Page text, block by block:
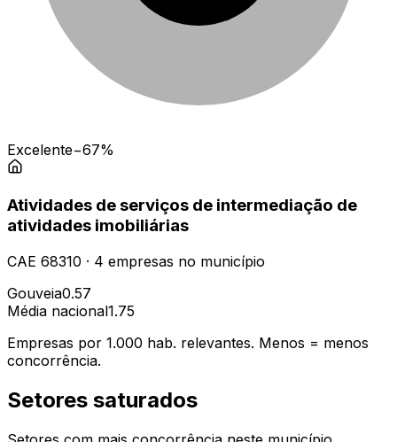
Excelente−67%
Atividades de serviços de intermediação de
atividades imobiliárias
CAE 68310 · 4 empresas no município
Gouveia0.57
Média nacional1.75
Empresas por 1.000 hab. relevantes. Menos = menos
concorrência.
Setores saturados